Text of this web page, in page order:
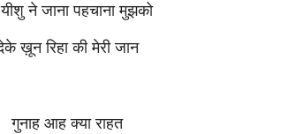
ने जाना पहचाना मुझको
ख़ून रिहा की मेरी जान
गुनाह आह क्या राहत